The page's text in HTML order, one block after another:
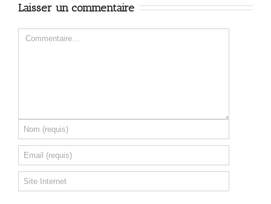
Laisser un commentaire